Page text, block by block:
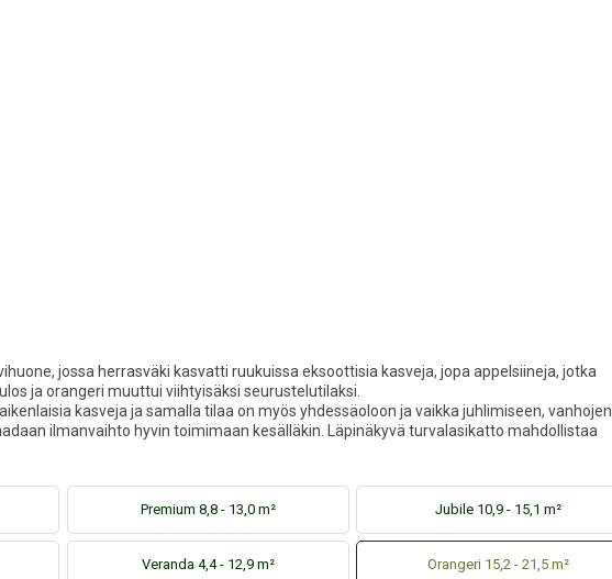
jossa herrasväki kasvatti ruukuissa eksoottisia kasveja, jopa appelsiineja, jotka
ja orangeri muuttui viihtyisäksi seurustelutilaksi.
kasveja ja samalla tilaa on myös yhdessäoloon ja vaikka juhlimiseen, vanhojen
ilmanvaihto hyvin toimimaan kesälläkin. Läpinäkyvä turvalasikatto mahdollistaa
Premium 8,8 - 13,0 m² Jubile 10,9 - 15,1 m²
Veranda 4,4 - 12,9 m² Orangeri 15,2 - 21,5 m²